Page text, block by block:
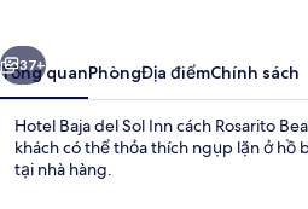
Inn
Tiếp
37+
Tổng quanPhòngĐịa điểmChính sách
Hotel Baja del Sol Inn cách Rosarito
khách có thể thỏa thích ngụp lặn ở hồ
tại nhà hàng.